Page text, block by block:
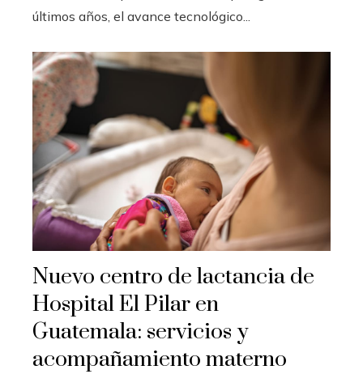
últimos años, el avance tecnológico...
Nuevo centro de lactancia de
Hospital El Pilar en
Guatemala: servicios y
acompañamiento materno